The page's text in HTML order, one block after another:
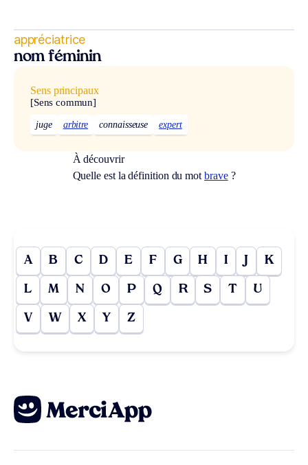
appréciatrice
nom féminin
Sens principaux
[Sens commun]
juge arbitre connaisseuse expert
À découvrir
Quelle est la définition du mot brave?
A B C D E F G H I J K
L M N O P Q R S T U
V W X Y Z